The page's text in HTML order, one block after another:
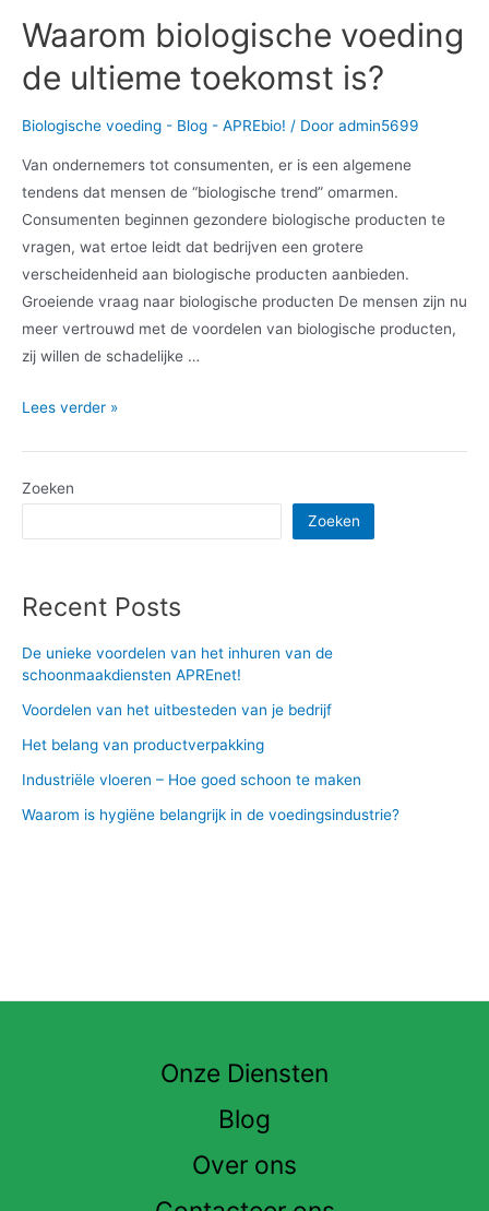
Waarom biologische voeding
de ultieme toekomst is?
Biologische voeding - Blog - APREbio! / Door admin5699
Van ondernemers tot consumenten, er is een algemene
tendens dat mensen de “biologische trend” omarmen.
Consumenten beginnen gezondere biologische producten te
vragen, wat ertoe leidt dat bedrijven een grotere
verscheidenheid aan biologische producten aanbieden.
Groeiende vraag naar biologische producten De mensen zijn nu
meer vertrouwd met de voordelen van biologische producten,
zij willen de schadelijke …
Waarom
de
toekomst
Lees verder »
Zoeken
Zoeken
Recent Posts
De unieke voordelen van het inhuren van de
schoonmaakdiensten APREnet!
Voordelen van het uitbesteden van je bedrijf
Het belang van productverpakking
Industriële vloeren – Hoe goed schoon te maken
Waarom is hygiëne belangrijk in de voedingsindustrie?
Onze Diensten
Blog
Over ons